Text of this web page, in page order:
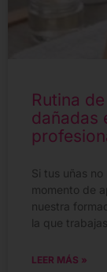
Rutina
dañadas
Si tus uñas
momento de
nuestra
la que
LEER MÁS »